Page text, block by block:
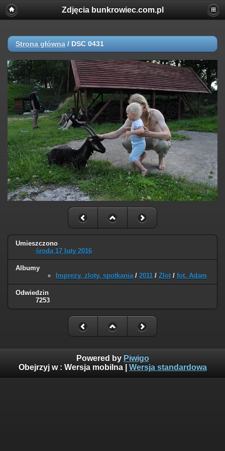
Zdjęcia bunkrowiec.com.pl
Strona główna / DSC 0431
Umieszczono
środa 17 luty 2016
Albumy
Imprezy, zloty, spotkania/ 2011 / Zlot / fot. Adam
Odwiedzin
7253
Powered by Piwigo
Obejrzyj w : Wersja mobilna| Wersja standardowa